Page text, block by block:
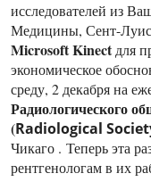
исследователей из
Медицины, Сент-
Microsoft Kinectдля
экономическое
среду, 2 декабря на
Радиологического
(Radiological
Чикаго . Теперь эта
рентгенологам в их